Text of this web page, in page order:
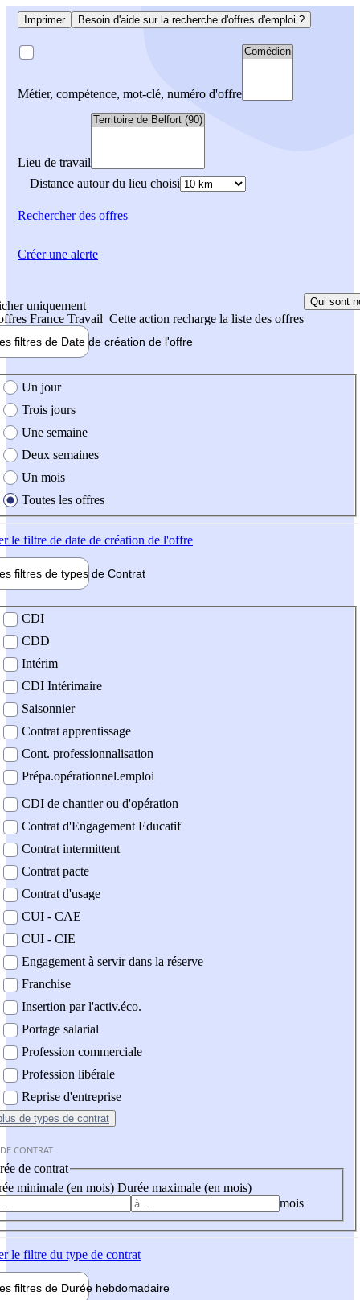
Imprimer Besoin d'aide sur la recherche d'offres d'emploi ?
Métier, compétence, mot-clé, numéro d'offre
Lieu de travail
Distance autour du lieu choisi
Rechercherdes offres
uniquement
France Travail Cette action recharge la liste des offres
Qui sont
filtres de Date de création de l'offre
création de l'offre
Un jour
Trois jours
Une semaine
Deux semaines
Un mois
Toutes les offres
le filtre de date de création de l'offre
filtres de types de Contrat
contrat
CDI
CDD
Intérim
CDI Intérimaire
Saisonnier
Contrat apprentissage
Cont. professionnalisation
Prépa.opérationnel.emploi
CDI de chantier ou d'opération
Contrat d'Engagement Educatif
Contrat intermittent
Contrat pacte
Contrat d'usage
CUI - CAE
CUI - CIE
Engagement à servir dans la réserve
Franchise
Insertion par l'activ.éco.
Portage salarial
Profession commerciale
Profession libérale
Reprise d'entreprise
de types de contrat
CONTRAT
de contrat
minimale (en mois) Durée maximale (en mois)
mois
le filtre du type de contrat
filtres de Durée hebdomadaire
Créer une alerte